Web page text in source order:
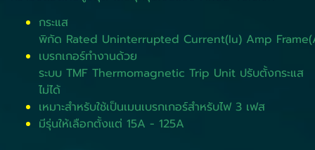
กระแส
พิกัด Rated Uninterrupted Current(Iu) Amp
เบรกเกอร์ทำงานด้วย
ระบบ TMF Thermomagnetic Trip Unit ปรับตั้งกระแส
ไม่ได้
เหมาะสำหรับใช้เป็นเมนเบรกเกอร์สำหรับไฟ 3 เฟส
มีรุ่นให้เลือกตั้งแต่ 15A - 125A